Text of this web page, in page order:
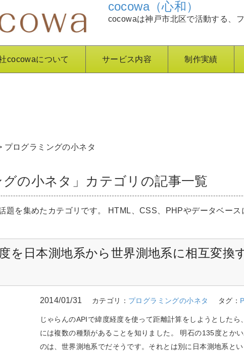
cocowa（心和）
cocowaは神戸市北区で活動する、
cocowaについて サービス内容 制作実績
プログラミングの小ネタ
グの小ネタ」カテゴリの記事一覧
題を集めたカテゴリです。 HTML、CSS、PHPやデータベース
を日本測地系から世界測地系に相互変換
2014/01/31 カテゴリ： プログラミングの小ネタ タグ：
じゃらんのAPIで緯度経度を使って距離計算をしようとしたら
には複数の種類があることを知りました。 明石の135度とか
のは、世界測地系でだそうです。それとは別に日本測地系と